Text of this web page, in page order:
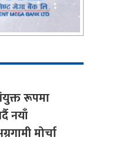
रूपमा
नयाँ
मोर्चा